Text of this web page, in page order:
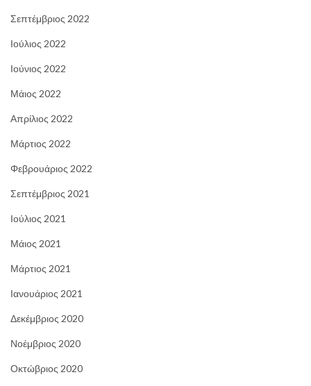
Σεπτέμβριος 2022
Ιούλιος 2022
Ιούνιος 2022
Μάιος 2022
Απρίλιος 2022
Μάρτιος 2022
Φεβρουάριος 2022
Σεπτέμβριος 2021
Ιούλιος 2021
Μάιος 2021
Μάρτιος 2021
Ιανουάριος 2021
Δεκέμβριος 2020
Νοέμβριος 2020
Οκτώβριος 2020